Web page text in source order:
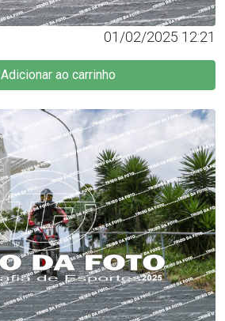
01/02/2025 12:21
Adicionar ao carrinho